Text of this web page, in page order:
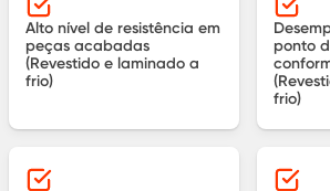
Alto nível de resistência em
peças acabadas
(Revestido e laminado a
frio)
ponto
frio)